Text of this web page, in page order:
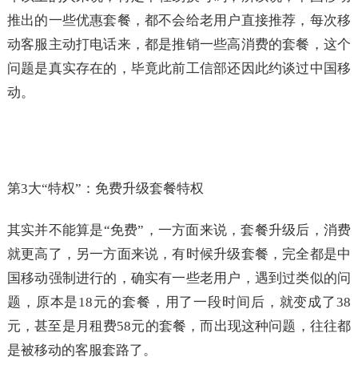
推出的一些优惠套餐，都不会给老用户直接推荐，每次移
动客服主动打电话来，都是推销一些高消费的套餐，这个
问题是真实存在的，毕竟此前工信部还因此约谈过中国移
动。
第3大“特权”：免费升级套餐特权
其实并不能算是“免费”，一方面来说，套餐升级后，消费
就更高了，另一方面来说，有时候升级套餐，完全都是中
国移动强制进行的，确实有一些老用户，遇到过类似的问
题，原本是18元的套餐，用了一段时间后，就变成了38
元，甚至是月租费58元的套餐，而出现这种问题，往往都
是被移动的客服套路了。